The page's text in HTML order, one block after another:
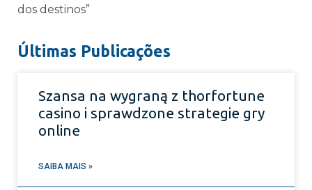
dos destinos”
Últimas Publicações
Szansa na wygraną z thorfortune
casino i sprawdzone strategie gry
online
SAIBA MAIS »